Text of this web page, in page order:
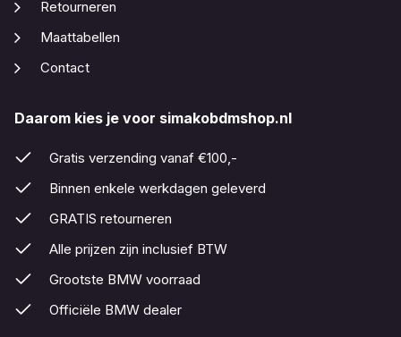
Retourneren
Maattabellen
Contact
Daarom kies je voor simakobdmshop.nl
Gratis verzending vanaf €100,-
Binnen enkele werkdagen geleverd
GRATIS retourneren
Alle prijzen zijn inclusief BTW
Grootste BMW voorraad
Officiële BMW dealer